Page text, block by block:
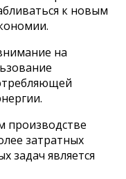
к новым
на
производстве
затратных
задач является